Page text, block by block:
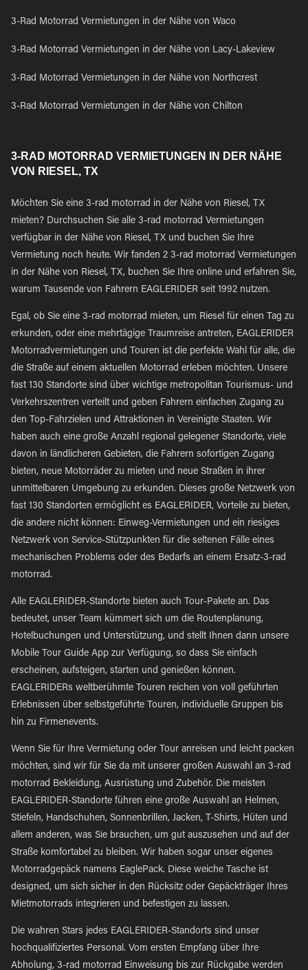
3-Rad Motorrad Vermietungen in der Nähe von Waco
3-Rad Motorrad Vermietungen in der Nähe von Lacy-Lakeview
3-Rad Motorrad Vermietungen in der Nähe von Northcrest
3-Rad Motorrad Vermietungen in der Nähe von Chilton
3-RAD MOTORRAD VERMIETUNGEN IN DER NÄHE
VON RIESEL, TX
Möchten Sie eine 3-rad motorrad in der Nähe von Riesel, TX
mieten? Durchsuchen Sie alle 3-rad motorrad Vermietungen
verfügbar in der Nähe von Riesel, TX und buchen Sie Ihre
Vermietung noch heute. Wir fanden 2 3-rad motorrad Vermietungen
in der Nähe von Riesel, TX, buchen Sie Ihre online und erfahren Sie,
warum Tausende von Fahrern EAGLERIDER seit 1992 nutzen.
Egal, ob Sie eine 3-rad motorrad mieten, um Riesel für einen Tag zu
erkunden, oder eine mehrtägige Traumreise antreten, EAGLERIDER
Motorradvermietungen und Touren ist die perfekte Wahl für alle, die
die Straße auf einem aktuellen Motorrad erleben möchten. Unsere
fast 130 Standorte sind über wichtige metropolitan Tourismus- und
Verkehrszentren verteilt und geben Fahrern einfachen Zugang zu
den Top-Fahrzielen und Attraktionen in Vereinigte Staaten. Wir
haben auch eine große Anzahl regional gelegener Standorte, viele
davon in ländlicheren Gebieten, die Fahrern sofortigen Zugang
bieten, neue Motorräder zu mieten und neue Straßen in ihrer
unmittelbaren Umgebung zu erkunden. Dieses große Netzwerk von
fast 130 Standorten ermöglicht es EAGLERIDER, Vorteile zu bieten,
die andere nicht können: Einweg-Vermietungen und ein riesiges
Netzwerk von Service-Stützpunkten für die seltenen Fälle eines
mechanischen Problems oder des Bedarfs an einem Ersatz-3-rad
motorrad.
Alle EAGLERIDER-Standorte bieten auch Tour-Pakete an. Das
bedeutet, unser Team kümmert sich um die Routenplanung,
Hotelbuchungen und Unterstützung, und stellt Ihnen dann unsere
Mobile Tour Guide App zur Verfügung, so dass Sie einfach
erscheinen, aufsteigen, starten und genießen können.
EAGLERIDERs weltberühmte Touren reichen von voll geführten
Erlebnissen über selbstgeführte Touren, individuelle Gruppen bis
hin zu Firmenevents.
Wenn Sie für Ihre Vermietung oder Tour anreisen und leicht packen
möchten, sind wir für Sie da mit unserer großen Auswahl an 3-rad
motorrad Bekleidung, Ausrüstung und Zubehör. Die meisten
EAGLERIDER-Standorte führen eine große Auswahl an Helmen,
Stiefeln, Handschuhen, Sonnenbrillen, Jacken, T-Shirts, Hüten und
allem anderen, was Sie brauchen, um gut auszusehen und auf der
Straße komfortabel zu bleiben. Wir haben sogar unser eigenes
Motorradgepäck namens EaglePack. Diese weiche Tasche ist
designed, um sich sicher in den Rücksitz oder Gepäckträger Ihres
Mietmotorrads integrieren und befestigen zu lassen.
Die wahren Stars jedes EAGLERIDER-Standorts sind unser
hochqualifiziertes Personal. Vom ersten Empfang über Ihre
Abholung, 3-rad motorrad Einweisung bis zur Rückgabe werden